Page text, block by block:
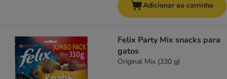
Adicionar ao carrinho
Felix Party Mix snacks para
gatos
Original Mix (330 g)